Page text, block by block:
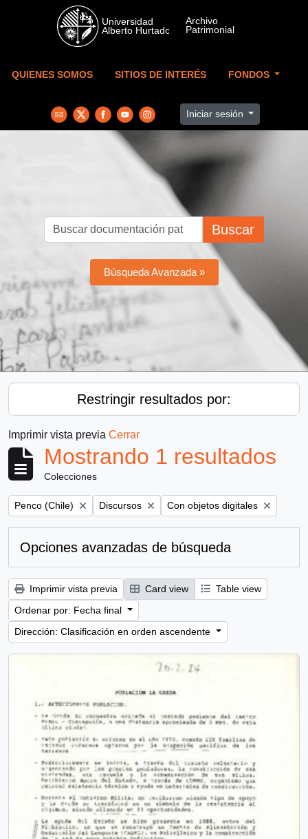
Skip to main content
QUIENES SOMOS SITIOS DE INTERÉS FONDOS
Iniciar sesión
Buscar
Búsqueda Avanzada »
Restringir resultados por:
Imprimir vista previa Cerrar
Mostrando 1 resultados
Colecciones
Remove filter:
Penco (Chile) Remove filter:
Discursos Remove filter:
Con objetos digitales
Opciones avanzadas de búsqueda
Imprimir vista previa Card view
Table view
Ordenar por: Fecha final
Dirección: Clasificación en orden ascendente